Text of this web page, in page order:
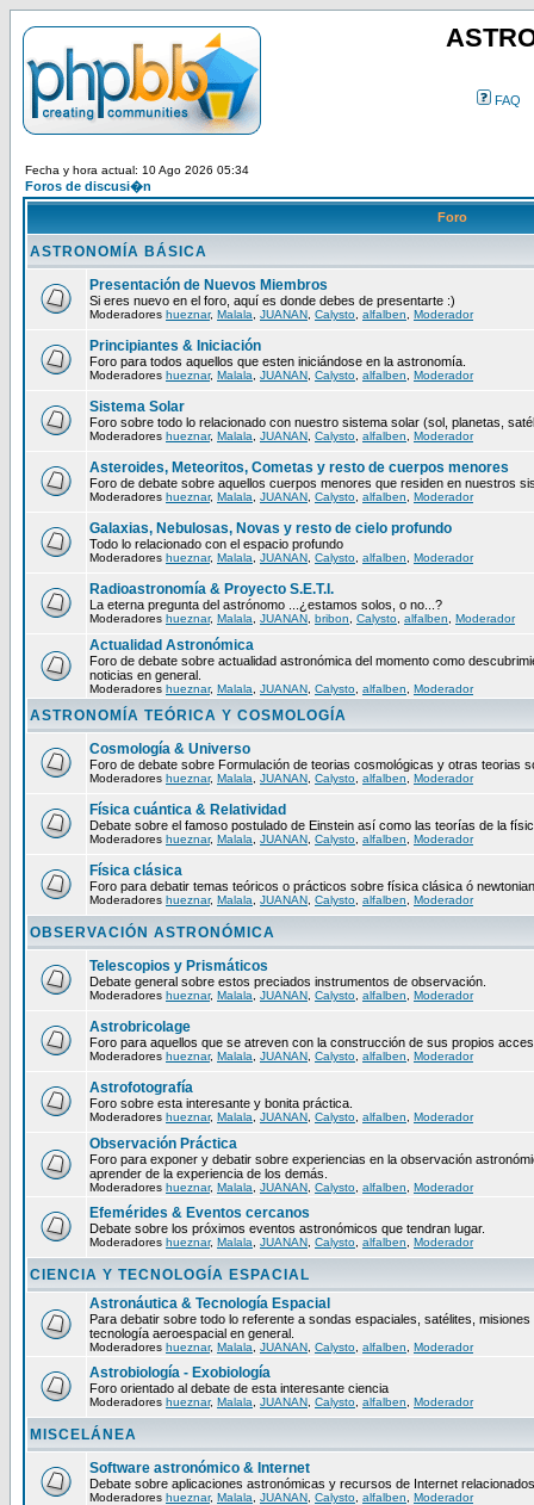
FAQ
Fecha y hora actual: 10 Ago 2026 05:34
Foros de discusi�n
Foro
ASTRONOMÍA BÁSICA
Presentación de Nuevos Miembros
Si eres nuevo en el foro, aquí es donde debes de presentarte :)
Moderadores hueznar, Malala JUANAN Calysto alfalben Moderador
Principiantes & Iniciación
Foro para todos aquellos que esten iniciándose en la astronomía.
Moderadores hueznar, Malala JUANAN Calysto alfalben Moderador
Sistema Solar
Foro sobre todo lo relacionado con nuestro sistema solar (sol, planetas,
Moderadores hueznar, Malala JUANAN Calysto alfalben Moderador
Asteroides, Meteoritos, Cometas y resto de cuerpos menores
Foro de debate sobre aquellos cuerpos menores que residen en nuestros
Moderadores hueznar, Malala JUANAN Calysto alfalben Moderador
Galaxias, Nebulosas, Novas y resto de cielo profundo
Todo lo relacionado con el espacio profundo
Moderadores hueznar, Malala JUANAN Calysto alfalben Moderador
Radioastronomía & Proyecto S.E.T.I.
La eterna pregunta del astrónomo ...¿estamos solos, o no...?
Moderadores hueznar, Malala JUANAN bribon Calysto alfalben Moderador
Actualidad Astronómica
Foro de debate sobre actualidad astronómica del momento como
noticias en general.
Moderadores hueznar, Malala JUANAN Calysto alfalben Moderador
ASTRONOMÍA TEÓRICA Y COSMOLOGÍA
Cosmología & Universo
Foro de debate sobre Formulación de teorias cosmológicas y otras teorias
Moderadores hueznar, Malala JUANAN Calysto alfalben Moderador
Física cuántica & Relatividad
Debate sobre el famoso postulado de Einstein así como las teorías de la
Moderadores hueznar, Malala JUANAN Calysto alfalben Moderador
Física clásica
Foro para debatir temas teóricos o prácticos sobre física clásica ó
Moderadores hueznar, Malala JUANAN Calysto alfalben Moderador
OBSERVACIÓN ASTRONÓMICA
Telescopios y Prismáticos
Debate general sobre estos preciados instrumentos de observación.
Moderadores hueznar, Malala JUANAN Calysto alfalben Moderador
Astrobricolage
Foro para aquellos que se atreven con la construcción de sus propios
Moderadores hueznar, Malala JUANAN Calysto alfalben Moderador
Astrofotografía
Foro sobre esta interesante y bonita práctica.
Moderadores hueznar, Malala JUANAN Calysto alfalben Moderador
Observación Práctica
Foro para exponer y debatir sobre experiencias en la observación
aprender de la experiencia de los demás.
Moderadores hueznar, Malala JUANAN Calysto alfalben Moderador
Efemérides & Eventos cercanos
Debate sobre los próximos eventos astronómicos que tendran lugar.
Moderadores hueznar, Malala JUANAN Calysto alfalben Moderador
CIENCIA Y TECNOLOGÍA ESPACIAL
Astronáutica & Tecnología Espacial
Para debatir sobre todo lo referente a sondas espaciales, satélites,
tecnología aeroespacial en general.
Moderadores hueznar, Malala JUANAN Calysto alfalben Moderador
Astrobiología - Exobiología
Foro orientado al debate de esta interesante ciencia
Moderadores hueznar, Malala JUANAN Calysto alfalben Moderador
MISCELÁNEA
Software astronómico & Internet
Debate sobre aplicaciones astronómicas y recursos de Internet
Moderadores hueznar, Malala JUANAN Calysto alfalben Moderador